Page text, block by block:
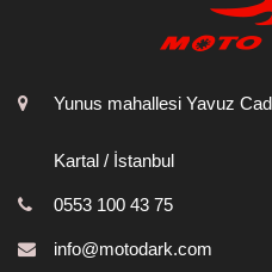
Yunus mahallesi Yavuz
Kartal / İstanbul
0553 100 43 75
info@motodark.com